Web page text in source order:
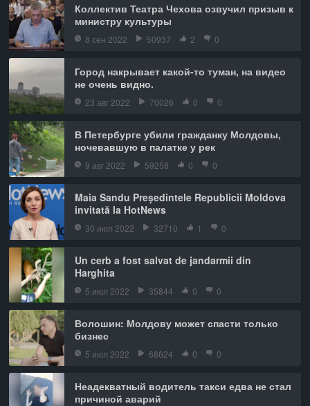
Коллектив Театра Чехова озвучил призыв к
министру культуры
8 сен 2022 50937 2 0
Город накрывает какой-то туман, на видео
не очень видно.
23 авг 2022 70026 0 0
В Петербурге убили гражданку Молдовы,
ночевавшую в палатке у рек
9 авг 2022 59258 0 0
Maia Sandu Președintele Republicii Moldova
invitată la HotNews
30 июл 2022 32710 1 0
Un cerb a fost salvat de jandarmii din
Harghita
5 июл 2022 35844 0 0
Волошин: Молдову может спасти только
бизнес
5 июл 2022 68624 0 0
Неадекватный водитель такси едва не стал
причиной аварий